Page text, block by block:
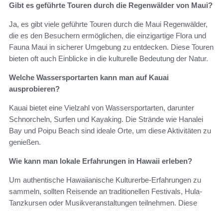
Gibt es geführte Touren durch die Regenwälder von Maui?
Ja, es gibt viele geführte Touren durch die Maui Regenwälder,
die es den Besuchern ermöglichen, die einzigartige Flora und
Fauna Maui in sicherer Umgebung zu entdecken. Diese Touren
bieten oft auch Einblicke in die kulturelle Bedeutung der Natur.
Welche Wassersportarten kann man auf Kauai
ausprobieren?
Kauai bietet eine Vielzahl von Wassersportarten, darunter
Schnorcheln, Surfen und Kayaking. Die Strände wie Hanalei
Bay und Poipu Beach sind ideale Orte, um diese Aktivitäten zu
genießen.
Wie kann man lokale Erfahrungen in Hawaii erleben?
Um authentische Hawaiianische Kulturerbe-Erfahrungen zu
sammeln, sollten Reisende an traditionellen Festivals, Hula-
Tanzkursen oder Musikveranstaltungen teilnehmen. Diese